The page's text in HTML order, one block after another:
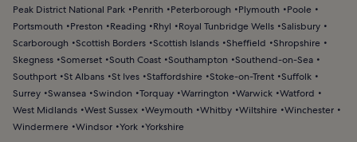
Peak District National Park
Penrith Peterborough Plymouth
Poole
Portsmouth
Preston Reading Rhyl Royal Tunbridge Wells Salisbury
Scarborough
Scottish Borders Scottish Islands Sheffield
Shropshire
Skegness Somerset South Coast Southampton
Southend-on-Sea
Southport St Albans St Ives Staffordshire Stoke-on-Trent Suffolk
Surrey Swansea Swindon Torquay Warrington Warwick Watford
West Midlands West Sussex Weymouth Whitby Wiltshire Winchester
Windermere Windsor York Yorkshire